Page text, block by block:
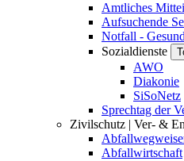
Amtliches
Aufsuchende
Notfall -
Sozialdienste
AWO
Diakonie
SiSoNetz
Sprechtag der
Zivilschutz | Ver- &
Abfallwirtschaft